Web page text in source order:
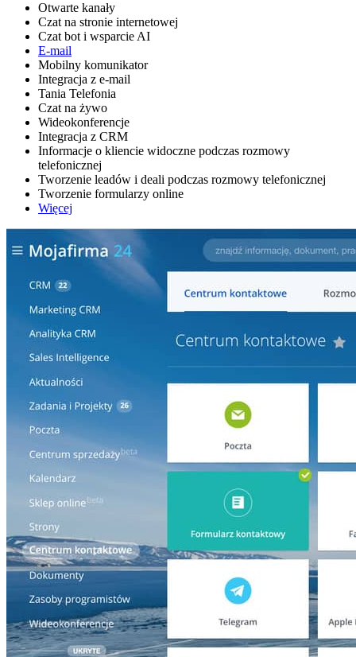
Otwarte kanały
Czat na stronie internetowej
Czat bot i wsparcie AI
E-mail
Mobilny komunikator
Integracja z e-mail
Tania Telefonia
Czat na żywo
Wideokonferencje
Integracja z CRM
Informacje o kliencie widoczne podczas rozmowy
telefonicznej
Tworzenie leadów i deali podczas rozmowy telefonicznej
Tworzenie formularzy online
Więcej